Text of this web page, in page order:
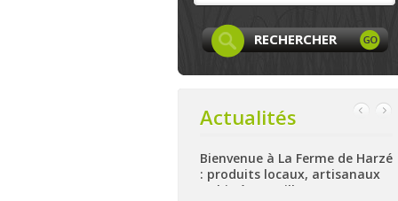
Actualités
Bienvenue à La Ferme de Harzé
: produits locaux, artisanaux
et bio à Aywaille